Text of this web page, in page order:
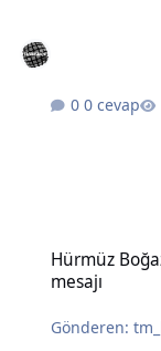
0 cevap
Hürmüz
mesajı
Gönderen: